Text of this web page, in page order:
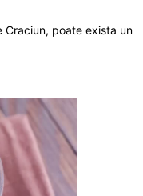
Craciun, poate exista un